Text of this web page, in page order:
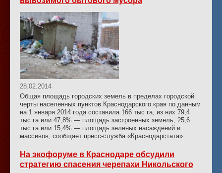
28.02.2014
Общая площадь городских земель в пределах городской
черты населенных пунктов Краснодарского края по данным
на 1 января 2014 года составила 166 тыс га, из них 79,4
тыс га или 47,8% — площадь застроенных земель, 25,6
тыс га или 15,4% — площадь зеленых насаждений и
массивов, сообщает пресс-служба «Краснодарстата».
На экофоруме в Краснодаре обсудили
стратегию спасения черепахи Никольского